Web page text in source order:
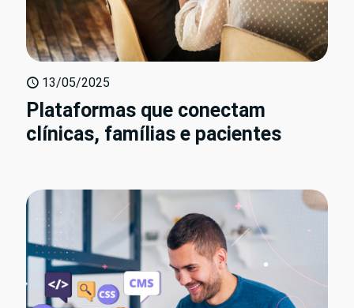
13/05/2025
Plataformas que conectam
clínicas, famílias e pacientes